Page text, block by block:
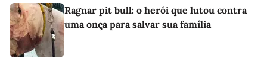
Ragnar pit bull: o herói que lutou contra
uma onça para salvar sua família